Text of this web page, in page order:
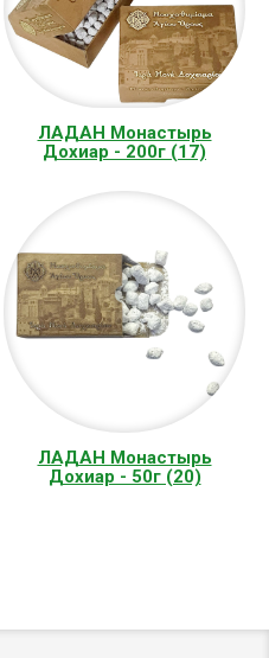
ЛАДАН Монастырь
Дохиар - 200г (17)
ЛАДАН Монастырь
Дохиар - 50г (20)